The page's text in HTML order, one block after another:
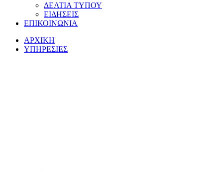
ΔΕΛΤΙΑ ΤΥΠΟΥ
ΕΙΔΗΣΕΙΣ
ΕΠΙΚΟΙΝΩΝΙΑ
ΑΡΧΙΚΗ
ΥΠΗΡΕΣΙΕΣ